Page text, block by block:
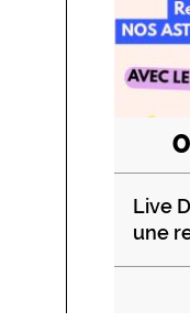
Live
une